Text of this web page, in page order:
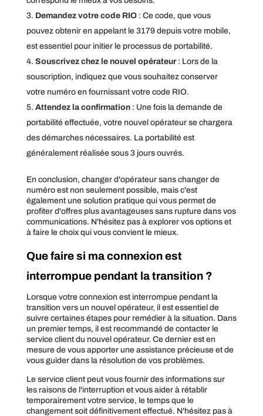
Demandez votre code RIO : Ce code, que vous
pouvez obtenir en appelant le 3179 depuis votre mobile,
est essentiel pour initier le processus de portabilité.
Souscrivez chez le nouvel opérateur : Lors de la
souscription, indiquez que vous souhaitez conserver
votre numéro en fournissant votre code RIO.
Attendez la confirmation : Une fois la demande de
portabilité effectuée, votre nouvel opérateur se chargera
des démarches nécessaires. La portabilité est
généralement réalisée sous 3 jours ouvrés.
En conclusion, changer d'opérateur sans changer de
numéro est non seulement possible, mais c'est
également une solution pratique qui vous permet de
profiter d'offres plus avantageuses sans rupture dans vos
communications. N'hésitez pas à explorer vos options et
à faire le choix qui vous convient le mieux.
Que faire si ma connexion est
interrompue pendant la transition ?
Lorsque votre connexion est interrompue pendant la
transition vers un nouvel opérateur, il est essentiel de
suivre certaines étapes pour remédier à la situation. Dans
un premier temps, il est recommandé de contacter le
service client du nouvel opérateur. Ce dernier est en
mesure de vous apporter une assistance précieuse et de
vous guider dans la résolution de vos problèmes.
Le service client peut vous fournir des informations sur
les raisons de l'interruption et vous aider à rétablir
temporairement votre service, le temps que le
changement soit définitivement effectué. N'hésitez pas à